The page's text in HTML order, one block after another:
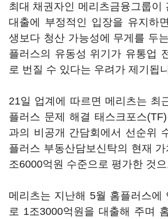
최대 채권자인 메리츠금융그룹이
대출에 부정적인 입장을 유지하
생보다 청산 가능성에 무게를 두
플러스의 유동성 위기가 유통업
로 번질 수 있다는 우려가 제기됩
21일 업계에 따르면 메리츠는 최
플러스 문제 해결 태스크포스
과의 비공개 간담회에서 선순위
플러스 부동산담보신탁의 현재
조6000억원 수준으로 평가한 것
메리츠는 지난해 5월 홈플러스에
로 1조3000억원을 대출해 주며